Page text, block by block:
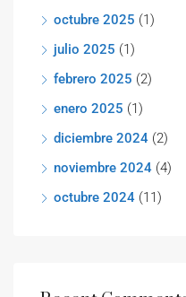
octubre 2025 (1)
julio 2025 (1)
febrero 2025 (2)
enero 2025 (1)
diciembre 2024 (2)
noviembre 2024 (4)
octubre 2024 (11)